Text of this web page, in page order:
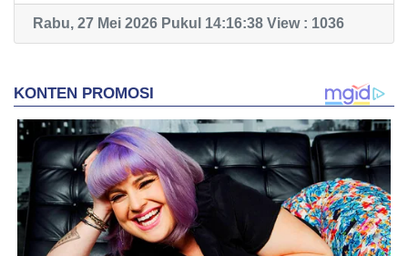
Rabu, 27 Mei 2026 Pukul 14:16:38 View : 1036